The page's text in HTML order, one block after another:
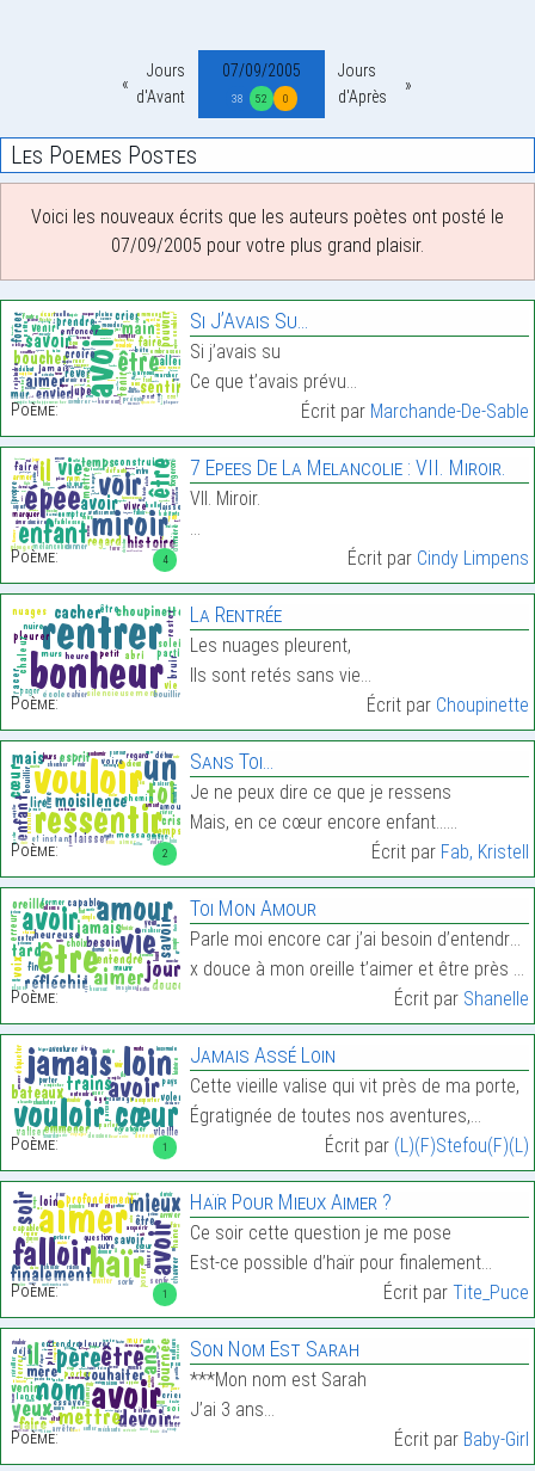
Jours
d'Avant
07/09/2005
38 52 0
Jours
d'Après
Les Poemes Postes
Voici les nouveaux écrits que les auteurs poètes ont posté le
07/09/2005 pour votre plus grand plaisir.
Poème:
Si J’Avais Su…
Si j’avais su
Ce que t’avais prévu…
Écrit par Marchande-De-Sable
4
Poème:
7 Epees De La Melancolie : VII. Miroir.
VII. Miroir.
…
Écrit par Cindy Limpens
Poème:
La Rentrée
Les nuages pleurent,
Ils sont retés sans vie…
Écrit par Choupinette
2
Poème:
Sans Toi…
Je ne peux dire ce que je ressens
Mais, en ce cœur encore enfant……
Écrit par Fab, Kristell
Poème:
Toi Mon Amour
Parle moi encore car j’ai besoin d’entendre ta voi
x douce à mon oreille t’aimer et être près de toi …
Écrit par Shanelle
1
Poème:
Jamais Assé Loin
Cette vieille valise qui vit près de ma porte,
Égratignée de toutes nos aventures,…
Écrit par (L)(F)Stefou(F)(L)
1
Poème:
Haïr Pour Mieux Aimer ?
Ce soir cette question je me pose
Est-ce possible d’haïr pour finalement…
Écrit par Tite_Puce
Poème:
Son Nom Est Sarah
***Mon nom est Sarah
J’ai 3 ans…
Écrit par Baby-Girl